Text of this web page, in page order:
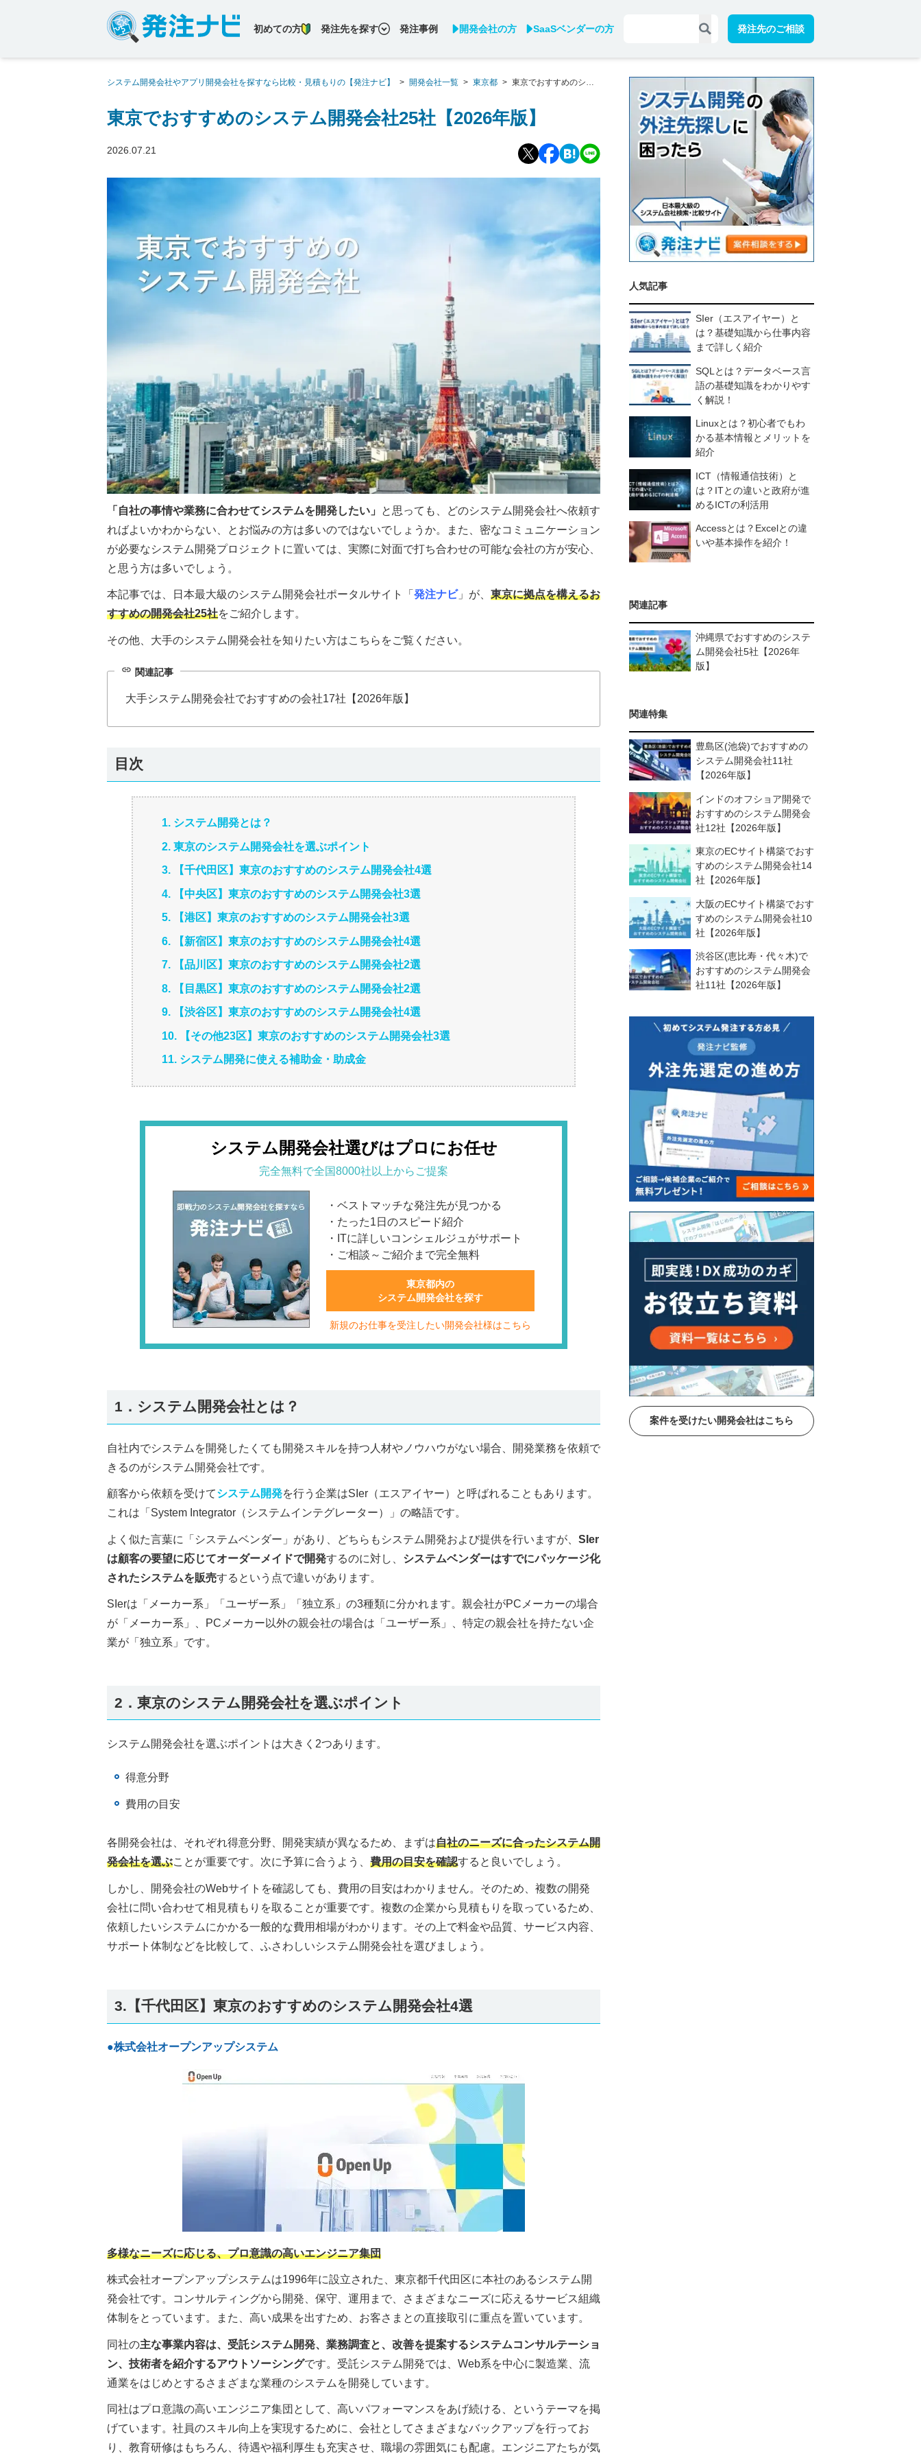
初めての方 発注先を探す 発注事例 開発会社の方 SaaSベンダーの方 発注先のご相談
システム開発会社やアプリ開発会社を探すなら比較・見積もりの【発注ナビ】 > 開発会社一覧 > 東京都 > 東京でおすすめのシス
東京でおすすめのシステム開発会社25社【2026年版】
2026.07.21
「自社の事情や業務に合わせてシステムを開発したい」
と思っても、どのシステム開発会社へ依頼す
ればよいかわからない、とお悩みの方は多いのではないでしょうか。また、密なコミュニケーション
が必要なシステム開発プロジェクトに置いては、実際に対面で打ち合わせの可能な会社の方が安心、
と思う方は多いでしょう。
本記事では、日本最大級のシステム開発会社ポータルサイト「 発注ナビ」が、 東京に拠点を構えるお
すすめの開発会社25社をご紹介します。
その他、大手のシステム開発会社を知りたい方はこちらをご覧ください。
link 関連記事
大手システム開発会社でおすすめの会社17社【2026年版】
目次
1. システム開発とは？
2. 東京のシステム開発会社を選ぶポイント
3. 【千代田区】東京のおすすめのシステム開発会社4選
4. 【中央区】東京のおすすめのシステム開発会社3選
5. 【港区】東京のおすすめのシステム開発会社3選
6. 【新宿区】東京のおすすめのシステム開発会社4選
7. 【品川区】東京のおすすめのシステム開発会社2選
8. 【目黒区】東京のおすすめのシステム開発会社2選
9. 【渋谷区】東京のおすすめのシステム開発会社4選
10. 【その他23区】東京のおすすめのシステム開発会社3選
11. システム開発に使える補助金・助成金
システム開発会社選びはプロにお任せ
完全無料で全国8000社以上からご提案
・ベストマッチな発注先が見つかる
・たった1日のスピード紹介
・ITに詳しいコンシェルジュがサポート
・ご相談～ご紹介まで完全無料
東京都内の
システム開発会社を探す
新規のお仕事を受注したい開発会社様はこちら
1．システム開発会社とは？
自社内でシステムを開発したくても開発スキルを持つ人材やノウハウがない場合、開発業務を依頼で
きるのがシステム開発会社です。
顧客から依頼を受けてシステム開発を行う企業はSIer（エスアイヤー）と呼ばれることもあります。
これは「System Integrator（システムインテグレーター）」の略語です。
よく似た言葉に「システムベンダー」があり、どちらもシステム開発および提供を行いますが、 SIer
は顧客の要望に応じてオーダーメイドで開発するのに対し、 システムベンダーはすでにパッケージ化
されたシステムを販売するという点で違いがあります。
SIerは「メーカー系」「ユーザー系」「独立系」の3種類に分かれます。親会社がPCメーカーの場合
が「メーカー系」、PCメーカー以外の親会社の場合は「ユーザー系」、特定の親会社を持たない企
業が「独立系」です。
2．東京のシステム開発会社を選ぶポイント
システム開発会社を選ぶポイントは大きく2つあります。
得意分野
費用の目安
各開発会社は、それぞれ得意分野、開発実績が異なるため、まずは自社のニーズに合ったシステム開
発会社を選ぶことが重要です。次に予算に合うよう、 費用の目安を確認すると良いでしょう。
しかし、開発会社のWebサイトを確認しても、費用の目安はわかりません。そのため、複数の開発
会社に問い合わせて相見積もりを取ることが重要です。複数の企業から見積もりを取っているため、
依頼したいシステムにかかる一般的な費用相場がわかります。その上で料金や品質、サービス内容、
サポート体制などを比較して、ふさわしいシステム開発会社を選びましょう。
3.【千代田区】東京のおすすめのシステム開発会社4選
●株式会社オープンアップシステム
多様なニーズに応じる、プロ意識の高いエンジニア集団
株式会社オープンアップシステムは1996年に設立された、東京都千代田区に本社のあるシステム開
発会社です。コンサルティングから開発、保守、運用まで、さまざまなニーズに応えるサービス組織
体制をとっています。また、高い成果を出すため、お客さまとの直接取引に重点を置いています。
同社の主な事業内容は、受託システム開発、業務調査と、改善を提案するシステムコンサルテーショ
ン、技術者を紹介するアウトソーシングです。受託システム開発では、Web系を中心に製造業、流
通業をはじめとするさまざまな業種のシステムを開発しています。
同社はプロ意識の高いエンジニア集団として、高いパフォーマンスをあげ続ける、というテーマを掲
げています。社員のスキル向上を実現するために、会社としてさまざまなバックアップを行ってお
り、教育研修はもちろん、待遇や福利厚生も充実させ、職場の雰囲気にも配慮。エンジニアたちが気
人気記事
SIer（エスアイヤー）と
は？基礎知識から仕事内容
まで詳しく紹介
SQLとは？データベース言
語の基礎知識をわかりやす
く解説！
Linuxとは？初心者でもわ
かる基本情報とメリットを
紹介
ICT（情報通信技術）と
は？ITとの違いと政府が進
めるICTの利活用
Accessとは？Excelとの違
いや基本操作を紹介！
関連記事
沖縄県でおすすめのシステ
ム開発会社5社【2026年
版】
関連特集
豊島区(池袋)でおすすめの
システム開発会社11社
【2026年版】
インドのオフショア開発で
おすすめのシステム開発会
社12社【2026年版】
東京のECサイト構築でおす
すめのシステム開発会社14
社【2026年版】
大阪のECサイト構築でおす
すめのシステム開発会社10
社【2026年版】
渋谷区(恵比寿・代々木)で
おすすめのシステム開発会
社11社【2026年版】
案件を受けたい開発会社はこちら